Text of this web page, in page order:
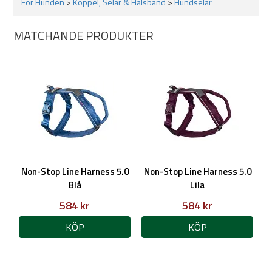
Bör ej torktumlas
MATCHANDE PRODUKTER
Non-Stop Line Harness 5.0
Blå
584 kr
KÖP
Non-Stop Line Harness 5.0
Lila
584 kr
KÖP